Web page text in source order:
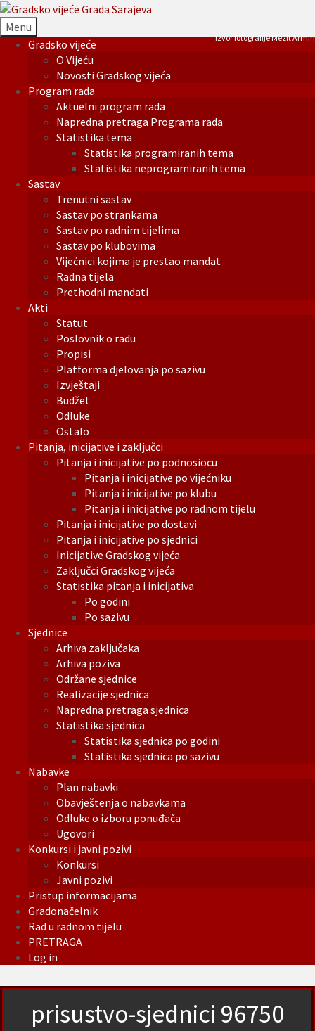
Menu
Gradsko vijeće
O Vijeću
Novosti Gradskog vijeća
Program rada
Aktuelni program rada
Napredna pretraga Programa rada
Statistika tema
Statistika programiranih tema
Statistika neprogramiranih tema
Sastav
Trenutni sastav
Sastav po strankama
Sastav po radnim tijelima
Sastav po klubovima
Vijećnici kojima je prestao mandat
Radna tijela
Prethodni mandati
Akti
Statut
Poslovnik o radu
Propisi
Platforma djelovanja po sazivu
Izvještaji
Budžet
Odluke
Ostalo
Pitanja, inicijative i zaključci
Pitanja i inicijative po podnosiocu
Pitanja i inicijative po vijećniku
Pitanja i inicijative po klubu
Pitanja i inicijative po radnom tijelu
Pitanja i inicijative po dostavi
Pitanja i inicijative po sjednici
Inicijative Gradskog vijeća
Zaključci Gradskog vijeća
Statistika pitanja i inicijativa
Po godini
Po sazivu
Sjednice
Arhiva zaključaka
Arhiva poziva
Održane sjednice
Realizacije sjednica
Napredna pretraga sjednica
Statistika sjednica
Statistika sjednica po godini
Statistika sjednica po sazivu
Nabavke
Plan nabavki
Obavještenja o nabavkama
Odluke o izboru ponuđača
Ugovori
Konkursi i javni pozivi
Konkursi
Javni pozivi
Pristup informacijama
Gradonačelnik
Rad u radnom tijelu
PRETRAGA
Log in
Izvor fotografije Mezit Armin
prisustvo-sjednici 96750